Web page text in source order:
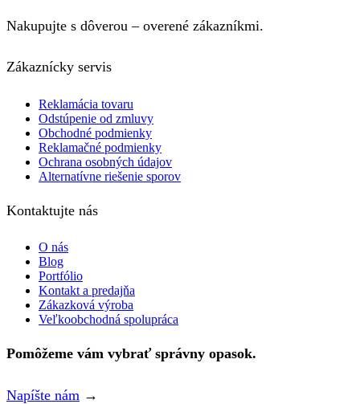
Nakupujte s dôverou – overené zákazníkmi.
Zákaznícky servis
Reklamácia tovaru
Odstúpenie od zmluvy
Obchodné podmienky
Reklamačné podmienky
Ochrana osobných údajov
Alternatívne riešenie sporov
Kontaktujte nás
O nás
Blog
Portfólio
Kontakt a predajňa
Zákazková výroba
Veľkoobchodná spolupráca
Pomôžeme vám vybrať správny opasok.
Napíšte nám →